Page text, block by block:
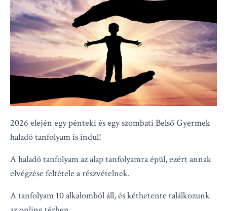
2026 elején egy pénteki és egy szombati Belső Gyermek
haladó tanfolyam is indul!
A haladó tanfolyam az alap tanfolyamra épül, ezért annak
elvégzése feltétele a részvételnek.
A tanfolyam 10 alkalomból áll, és kéthetente találkozunk